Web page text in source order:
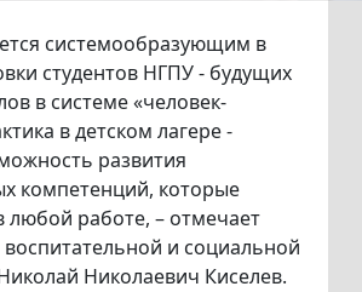
системообразующим в
студентов НГПУ - будущих
в системе «человек-
в детском лагере -
развития
компетенций, которые
работе, – отмечает
и социальной
Николаевич Киселев.